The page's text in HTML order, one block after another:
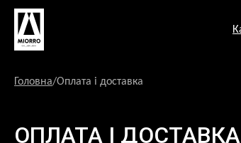
Перейти
змісту
Головна/Оплата і доставка
ОПЛАТА І ДОСТАВКА